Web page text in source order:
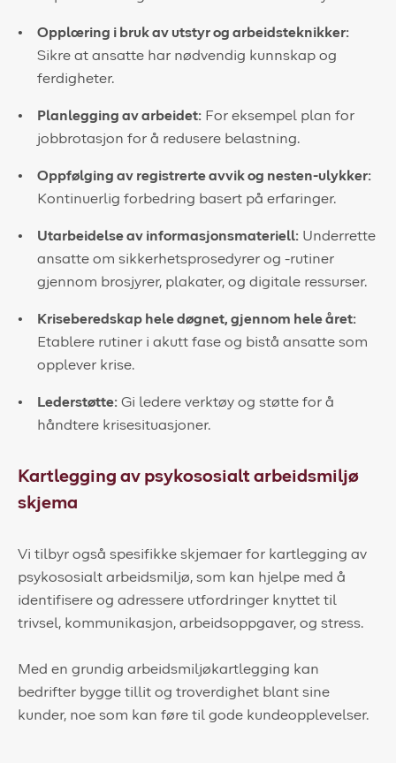
Opplæring i bruk av utstyr og arbeidsteknikker:
Sikre at ansatte har nødvendig kunnskap og
ferdigheter.
Planlegging av arbeidet: For eksempel plan for
jobbrotasjon for å redusere belastning.
Oppfølging av registrerte avvik og nesten-ulykker:
Kontinuerlig forbedring basert på erfaringer.
Utarbeidelse av informasjonsmateriell: Underrette
ansatte om sikkerhetsprosedyrer og -rutiner
gjennom brosjyrer, plakater, og digitale ressurser.
Kriseberedskap hele døgnet, gjennom hele året:
Etablere rutiner i akutt fase og bistå ansatte som
opplever krise.
Lederstøtte: Gi ledere verktøy og støtte for å
håndtere krisesituasjoner.
Kartlegging av psykososialt arbeidsmiljø
skjema
Vi tilbyr også spesifikke skjemaer for kartlegging av
psykososialt arbeidsmiljø, som kan hjelpe med å
identifisere og adressere utfordringer knyttet til
trivsel, kommunikasjon, arbeidsoppgaver, og stress.
Med en grundig arbeidsmiljøkartlegging kan
bedrifter bygge tillit og troverdighet blant sine
kunder, noe som kan føre til gode kundeopplevelser.